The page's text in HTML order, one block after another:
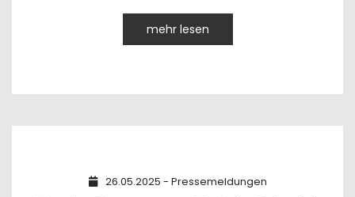
mehr lesen
26.05.2025 - Pressemeldungen